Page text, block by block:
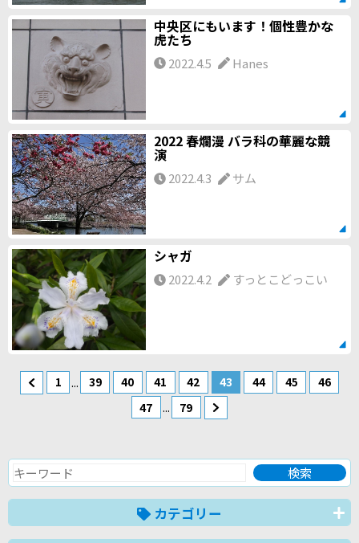
中央区にもいます！個性豊かな
虎たち
2022.4.5 Hanes
2022 春爛漫 バラ科の華麗な競
演
2022.4.3 サム
シャガ
2022.4.2 すっとこどっこい
1 ... 39 40 41 42 43 44 45
46
47
... 79
カテゴリー